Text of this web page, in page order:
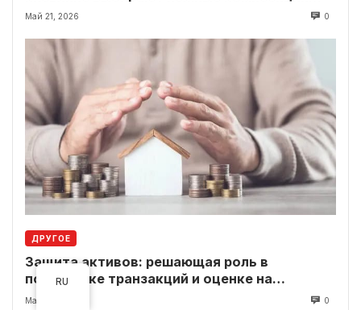
вместо классики
Май 21, 2026 0
ДРУГОЕ
Защита активов: решающая роль в
поддержке транзакций и оценке на
современном рынке
Май 20, 2026 0
RU